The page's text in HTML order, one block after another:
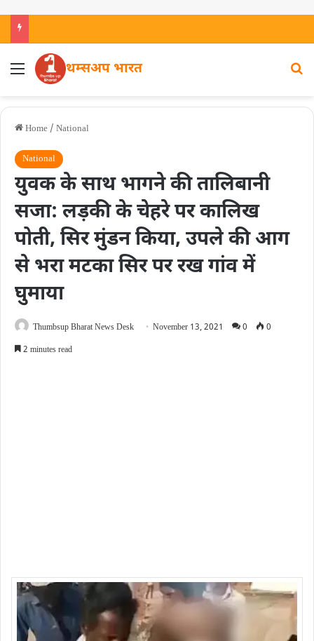
थम्सअप भारत
Home / National
National
युवक के साथ भागने की तालिबानी
सजा: लड़की के चेहरे पर कालिख
पोती, सिर मुंडन किया, उपले की आग
से भरा मटका सिर पर रख गांव में
घुमाया
Thumbsup Bharat News Desk November 13, 2021 0
0
2 minutes read